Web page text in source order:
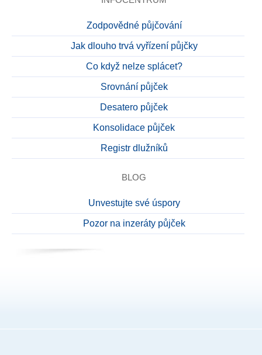
Zodpovědné půjčování
Jak dlouho trvá vyřízení půjčky
Co když nelze splácet?
Srovnání půjček
Desatero půjček
Konsolidace půjček
Registr dlužníků
BLOG
Unvestujte své úspory
Pozor na inzeráty půjček